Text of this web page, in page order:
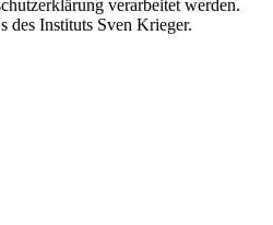
verarbeitet werden.
des Instituts Sven Krieger.